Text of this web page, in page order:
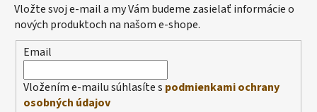
Vložte svoj e-mail a my Vám budeme zasielať informácie o
nových produktoch na našom e-shope.
Email
Vložením e-mailu súhlasíte s podmienkami ochrany
osobných údajov